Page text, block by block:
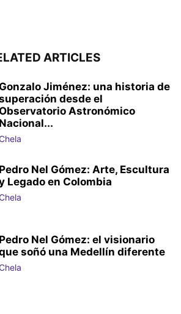
ARTICLES
Jiménez: una historia de
desde el
Astronómico
Nacional...
Chela
Pedro Nel Gómez: Arte, Escultura
Legado en Colombia
Chela
Pedro Nel Gómez: el visionario
soñó una Medellín diferente
Chela